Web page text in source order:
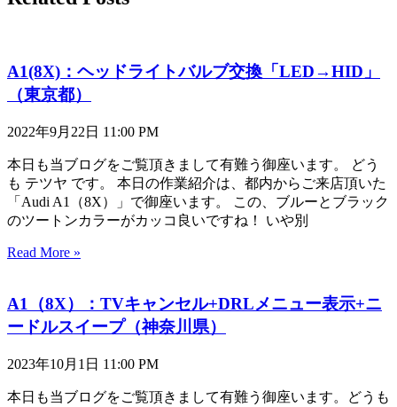
A1(8X)：ヘッドライトバルブ交換「LED→HID」
（東京都）
2022年9月22日 11:00 PM
本日も当ブログをご覧頂きまして有難う御座います。 どう
も テツヤ です。 本日の作業紹介は、都内からご来店頂いた
「Audi A1（8X）」で御座います。 この、ブルーとブラック
のツートンカラーがカッコ良いですね！ いや別
Read More »
A1（8X）：TVキャンセル+DRLメニュー表示+ニ
ードルスイープ（神奈川県）
2023年10月1日 11:00 PM
本日も当ブログをご覧頂きまして有難う御座います。どうも